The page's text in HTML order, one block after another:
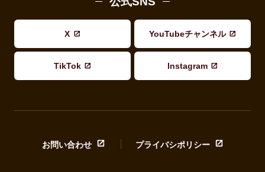
X YouTubeチャンネル
TikTok Instagram
お問い合わせ プライバシポリシー